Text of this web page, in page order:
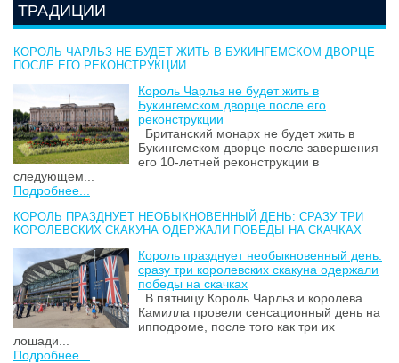
ТРАДИЦИИ
КОРОЛЬ ЧАРЛЬЗ НЕ БУДЕТ ЖИТЬ В БУКИНГЕМСКОМ ДВОРЦЕ
ПОСЛЕ ЕГО РЕКОНСТРУКЦИИ
Король Чарльз не будет жить в
Букингемском дворце после его
реконструкции
Британский монарх не будет жить в
Букингемском дворце после завершения
его 10-летней реконструкции в
следующем...
Подробнее...
КОРОЛЬ ПРАЗДНУЕТ НЕОБЫКНОВЕННЫЙ ДЕНЬ: СРАЗУ ТРИ
КОРОЛЕВСКИХ СКАКУНА ОДЕРЖАЛИ ПОБЕДЫ НА СКАЧКАХ
Король празднует необыкновенный день:
сразу три королевских скакуна одержали
победы на скачках
В пятницу Король Чарльз и королева
Камилла провели сенсационный день на
ипподроме, после того как три их
лошади...
Подробнее...